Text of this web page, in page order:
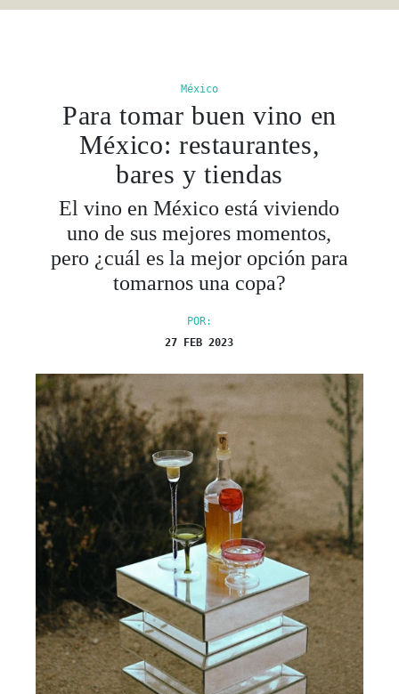
Para tomar buen vino en
México: restaurantes,
bares y tiendas
El vino en México está viviendo
uno de sus mejores momentos,
pero ¿cuál es la mejor opción para
tomarnos una copa?
POR:
Encontrar buen vino en México es cada vez más fácil.
Foto: Bloodlust.